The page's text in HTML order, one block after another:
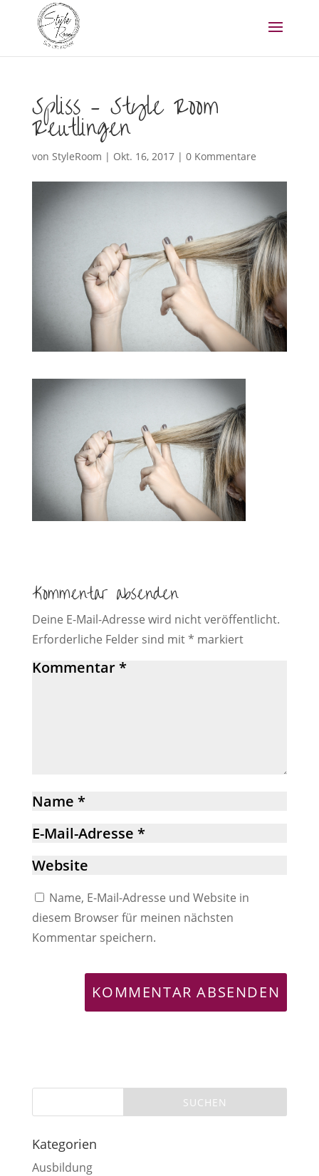
Spliss – Style Room
Reutlingen
von StyleRoom | Okt. 16, 2017| 0 Kommentare
Kommentar absenden
Deine E-Mail-Adresse wird nicht veröffentlicht.
Erforderliche Felder sind mit* markiert
Name, E-Mail-Adresse und Website in
diesem Browser für meinen nächsten
Kommentar speichern.
Kategorien
Ausbildung